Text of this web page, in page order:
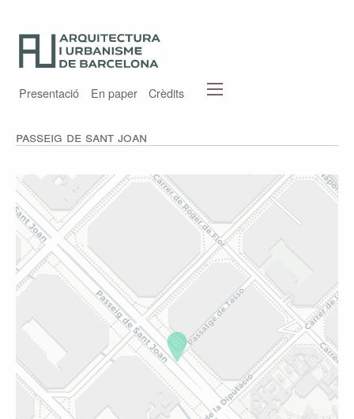
Presentació En paper Crèdits
Passeig de Sant Joan